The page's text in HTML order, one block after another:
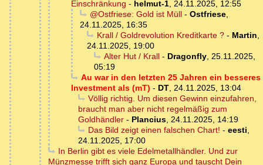
Einschränkung - helmut-1, 24.11.2025, 12:55
@Ostfriese: Gold ist Müll- Ostfriese,
24.11.2025, 16:35
Krall / Goldrevolution Kreditkarte ?- Martin,
24.11.2025, 19:00
Alter Hut / Krall- Dragonfly, 25.11.2025,
05:19
Au war in den letzten 25 Jahren ein besseres
Investment als (mT) - DT, 24.11.2025, 13:04
Völlig richtig. Um diesen Gewinn einzufahren,
braucht man aber nicht regelmäßig zum
Goldhändler - Plancius, 24.11.2025, 14:19
Das Bild zeigt einen falschen Chart! - eesti,
24.11.2025, 17:00
In Berlin gibt es viele Edelmetallhändler. Und zur
Münzmesse trifft sich ganz Europa und tauscht Dein